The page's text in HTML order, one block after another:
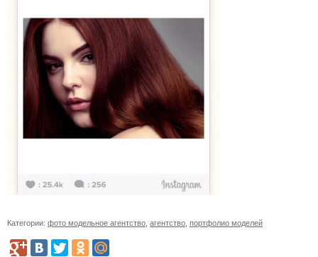
Категории: фото модельное агентство, агентство, портфолио моделей